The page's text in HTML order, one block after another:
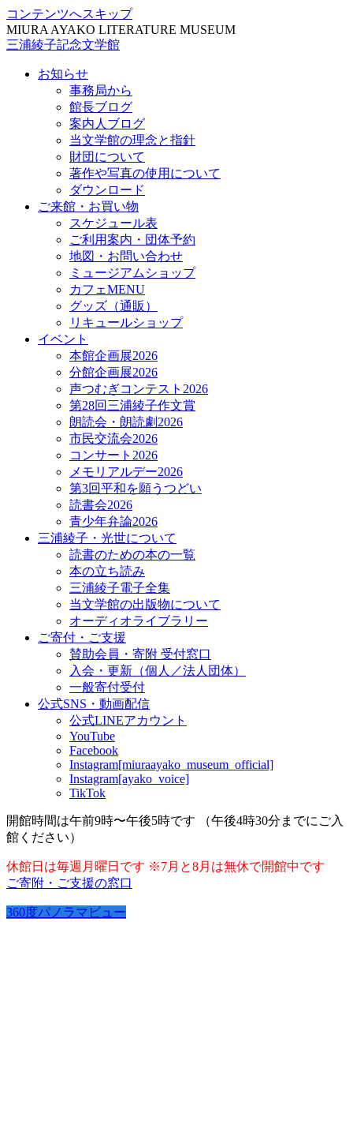
コンテンツへスキップ
MIURA AYAKO LITERATURE MUSEUM
三浦綾子記念文学館
お知らせ
事務局から
館長ブログ
案内人ブログ
当文学館の理念と指針
財団について
著作や写真の使用について
ダウンロード
ご来館・お買い物
スケジュール表
ご利用案内・団体予約
地図・お問い合わせ
ミュージアムショップ
カフェMENU
グッズ（通販）
リキュールショップ
イベント
本館企画展2026
分館企画展2026
声つむぎコンテスト2026
第28回三浦綾子作文賞
朗読会・朗読劇2026
市民交流会2026
コンサート2026
メモリアルデー2026
第3回平和を願うつどい
読書会2026
青少年弁論2026
三浦綾子・光世について
読書のための本の一覧
本の立ち読み
三浦綾子電子全集
当文学館の出版物について
オーディオライブラリー
ご寄付・ご支援
賛助会員・寄附 受付窓口
入会・更新（個人／法人団体）
一般寄付受付
公式SNS・動画配信
公式LINEアカウント
YouTube
Facebook
Instagram[miuraayako_museum_official]
Instagram[ayako_voice]
TikTok
開館時間は午前9時〜午後5時です （午後4時30分までにご入
館ください）
休館日は毎週月曜日です ※7月と8月は無休で開館中です
ご寄附・ご支援の窓口
360度パノラマビュー